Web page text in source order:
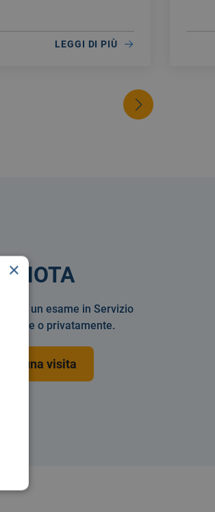
per la stipula di contratti a
LEGGI DI PIÙ
o un esame in Servizio
o privatamente.
una visita
×